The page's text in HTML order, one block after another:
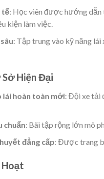
tế: Học viên được hướng dẫn
kiện làm việc.
: Tập trung vào kỹ năng
Hiện Đại
hoàn toàn mới: Đội xe tải
chuẩn: Bãi tập rộng lớn mô
đẳng cấp: Được trang
Hoạt